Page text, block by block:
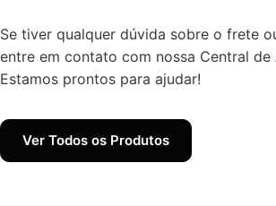
Se tiver qualquer dúvida sobre o frete
entre em contato com nossa Central de
Estamos prontos para ajudar!
Ver Todos os Produtos